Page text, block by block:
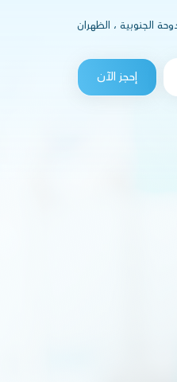
الجنوبية ، الظهران
إحجز الآن